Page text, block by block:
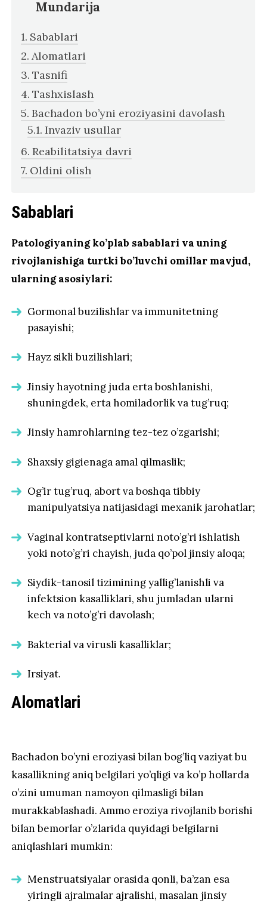
Mundarija
Sabablari
Alomatlari
Tasnifi
Tashxislash
Bachadon bo’yni eroziyasini davolash
Invaziv usullar
Reabilitatsiya davri
Oldini olish
Sabablari
Patologiyaning ko’plab sabablari va uning
rivojlanishiga turtki bo’luvchi omillar mavjud,
ularning asosiylari:
Gormonal buzilishlar va immunitetning
pasayishi;
Hayz sikli buzilishlari;
Jinsiy hayotning juda erta boshlanishi,
shuningdek, erta homiladorlik va tug’ruq;
Jinsiy hamrohlarning tez-tez o’zgarishi;
Shaxsiy gigienaga amal qilmaslik;
Og’ir tug’ruq, abort va boshqa tibbiy
manipulyatsiya natijasidagi mexanik jarohatlar;
Vaginal kontratseptivlarni noto’g’ri ishlatish
yoki noto’g’ri chayish, juda qo’pol jinsiy aloqa;
Siydik-tanosil tizimining yallig’lanishli va
infektsion kasalliklari, shu jumladan ularni
kech va noto’g’ri davolash;
Bakterial va virusli kasalliklar;
Irsiyat.
Alomatlari
Bachadon bo’yni eroziyasi bilan bog’liq vaziyat bu
kasallikning aniq belgilari yo’qligi va ko’p hollarda
o’zini umuman namoyon qilmasligi bilan
murakkablashadi. Ammo eroziya rivojlanib borishi
bilan bemorlar o’zlarida quyidagi belgilarni
aniqlashlari mumkin:
Menstruatsiyalar orasida qonli, ba’zan esa
yiringli ajralmalar ajralishi, masalan jinsiy